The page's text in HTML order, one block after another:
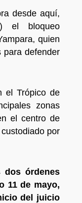
desde aquí,
el bloqueo
quien
para defender
el Trópico de
zonas
el centro de
por
dos órdenes
11 de mayo,
del juicio